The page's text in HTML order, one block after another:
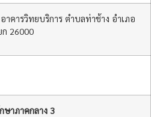
คารวิทยบริการ ตำบลท่าช้าง อำเภอ
26000
ษาภาคกลาง 3